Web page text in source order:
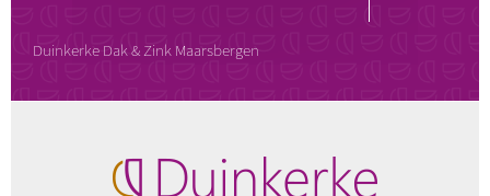
Duinkerke Dak & Zink Maarsbergen